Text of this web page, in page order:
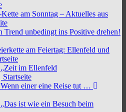
Kette am Sonntag – Aktuelles aus
Trend unbedingt ins Positive drehen!
am Feiertag: Ellenfeld und
„Zeit im Ellenfeld
Startseite
Wenn einer eine Reise tut …
„Das ist wie ein Besuch beim